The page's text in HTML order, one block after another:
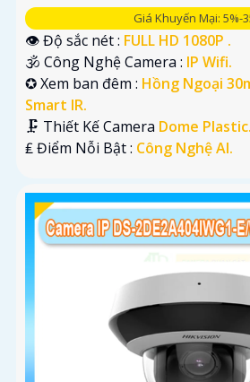
Giá Khuyến Mại: 5%-
👁 Độ sắc nét : FULL HD 1080P .
🕉️ Công Nghệ Camera : IP Wifi.
✪ Xem ban đêm : Hồng Ngoại
Smart IR.
🗜️ Thiết Kế Camera Dome Plastic.
️₤ Điểm Nỗi Bật : Công Nghệ AI.